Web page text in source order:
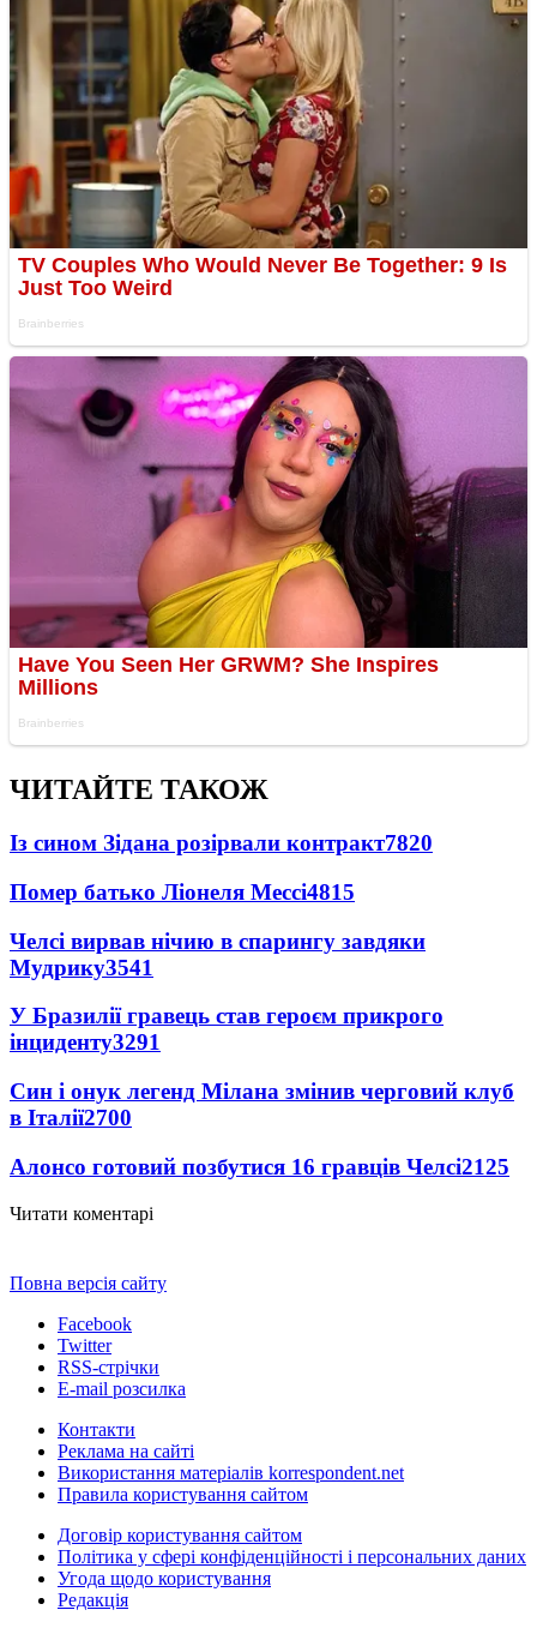
ЧИТАЙТЕ ТАКОЖ
Із сином Зідана розірвали контракт7820
Помер батько Ліонеля Мессі4815
Челсі вирвав нічию в спарингу завдяки
Мудрику3541
У Бразилії гравець став героєм прикрого
інциденту3291
Син і онук легенд Мілана змінив черговий клуб
в Італії2700
Алонсо готовий позбутися 16 гравців Челсі2125
Читати коментарі
Повна версія сайту
Facebook
Twitter
RSS-стрічки
E-mail розсилка
Контакти
Реклама на сайті
Використання матеріалів korrespondent.net
Правила користування сайтом
Договір користування сайтом
Політика у сфері конфіденційності і персональних даних
Угода щодо користування
Редакція